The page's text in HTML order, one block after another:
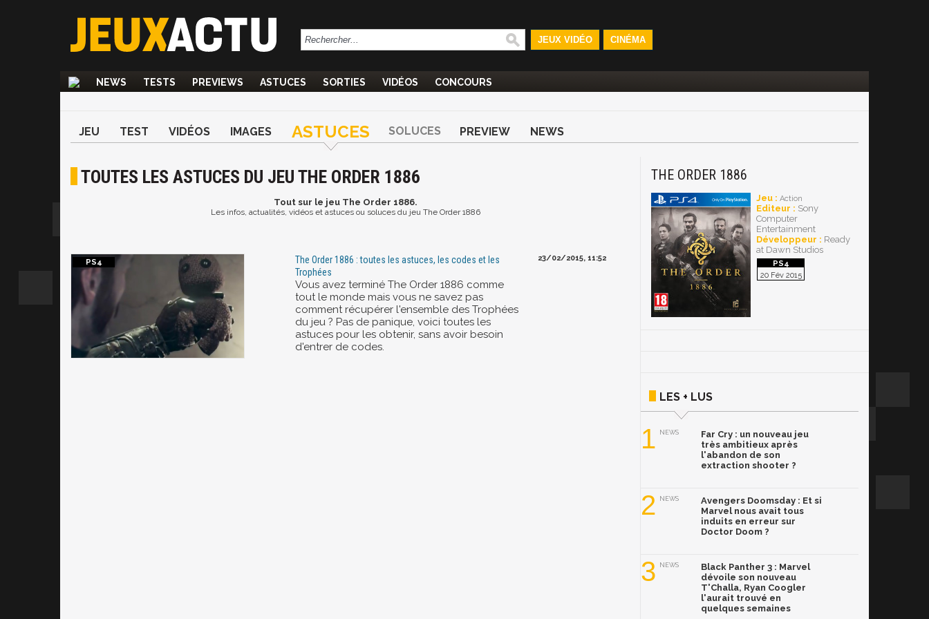
JEUX VIDÉO CINÉMA
NEWS TESTS PREVIEWS ASTUCES SORTIES VIDÉOS CONCOURS
JEU TEST VIDÉOS IMAGES ASTUCES SOLUCES PREVIEW NEWS
TOUTES LES ASTUCES DU JEU THE ORDER 1886
Toutsur le jeu The Order 1886.
Les infos, actualités, vidéos et astuces ou soluces du jeu The Order 1886
The Order 1886 : toutes les astuces, les codes et les
Trophées
Vous avez terminé The Order 1886 comme
tout le monde mais vous ne savez pas
comment récupérer l'ensemble des Trophées
du jeu ? Pas de panique, voici toutes les
astuces pour les obtenir, sans avoir besoin
d'entrer de codes.
23/02/2015, 11:52
THE ORDER 1886
Jeu : Action
Editeur : Sony
Computer
Entertainment
Développeur : Ready
at Dawn Studios
20 Fév 2015
LES + LUS
1 NEWS
Far Cry : un nouveau jeu
très ambitieux après
l'abandon de son
extraction shooter ?
2 NEWS
Avengers Doomsday : Et si
Marvel nous avait tous
induits en erreur sur
Doctor Doom ?
3 NEWS
Black Panther 3 : Marvel
dévoile son nouveau
T'Challa, Ryan Coogler
l'aurait trouvé en
quelques semaines